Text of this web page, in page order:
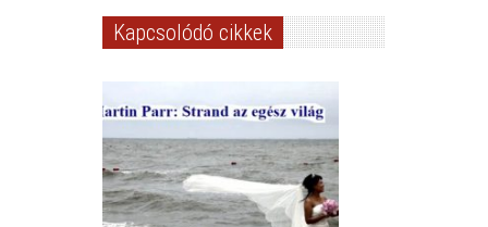
Kapcsolódó cikkek